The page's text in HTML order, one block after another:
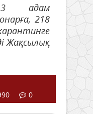
адам
218
Жақсылық
0